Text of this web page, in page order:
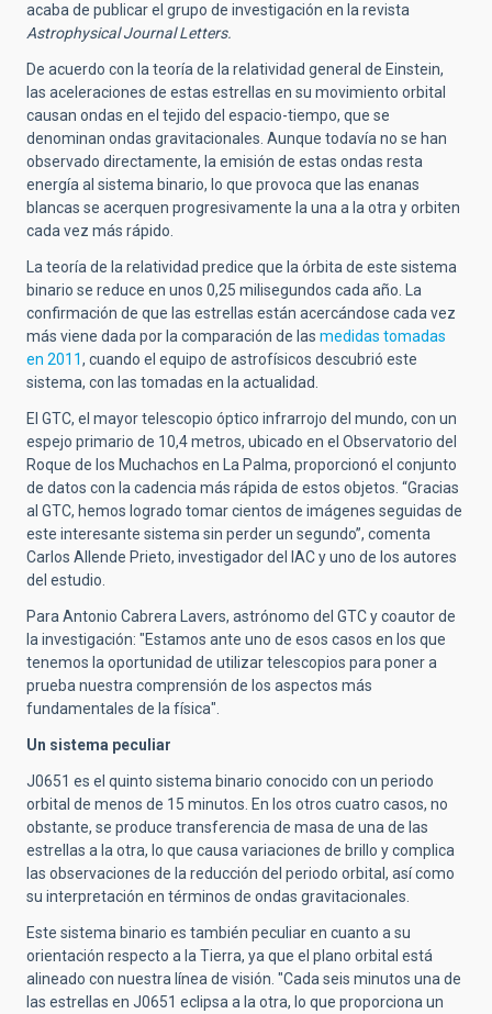
acaba de publicar el grupo de investigación en la revista
Astrophysical Journal Letters.
De acuerdo con la teoría de la relatividad general de Einstein,
las aceleraciones de estas estrellas en su movimiento orbital
causan ondas en el tejido del espacio-tiempo, que se
denominan ondas gravitacionales. Aunque todavía no se han
observado directamente, la emisión de estas ondas resta
energía al sistema binario, lo que provoca que las enanas
blancas se acerquen progresivamente la una a la otra y orbiten
cada vez más rápido.
La teoría de la relatividad predice que la órbita de este sistema
binario se reduce en unos 0,25 milisegundos cada año. La
confirmación de que las estrellas están acercándose cada vez
más viene dada por la comparación de las medidas tomadas
en 2011, cuando el equipo de astrofísicos descubrió este
sistema, con las tomadas en la actualidad.
El GTC, el mayor telescopio óptico infrarrojo del mundo, con un
espejo primario de 10,4 metros, ubicado en el Observatorio del
Roque de los Muchachos en La Palma, proporcionó el conjunto
de datos con la cadencia más rápida de estos objetos. “Gracias
al GTC, hemos logrado tomar cientos de imágenes seguidas de
este interesante sistema sin perder un segundo”, comenta
Carlos Allende Prieto, investigador del IAC y uno de los autores
del estudio.
Para Antonio Cabrera Lavers, astrónomo del GTC y coautor de
la investigación: "Estamos ante uno de esos casos en los que
tenemos la oportunidad de utilizar telescopios para poner a
prueba nuestra comprensión de los aspectos más
fundamentales de la física".
Un sistema peculiar
J0651 es el quinto sistema binario conocido con un periodo
orbital de menos de 15 minutos. En los otros cuatro casos, no
obstante, se produce transferencia de masa de una de las
estrellas a la otra, lo que causa variaciones de brillo y complica
las observaciones de la reducción del periodo orbital, así como
su interpretación en términos de ondas gravitacionales.
Este sistema binario es también peculiar en cuanto a su
orientación respecto a la Tierra, ya que el plano orbital está
alineado con nuestra línea de visión. "Cada seis minutos una de
las estrellas en J0651 eclipsa a la otra, lo que proporciona un